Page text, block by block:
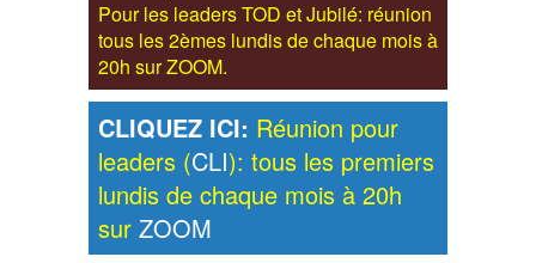
Pour les leaders TOD et Jubilé: réunion
tous les 2èmes lundis de chaque mois à
20h sur ZOOM.
CLIQUEZ ICI: Réunion pour
leaders (CLI): tous les premiers
lundis de chaque mois à 20h
sur ZOOM